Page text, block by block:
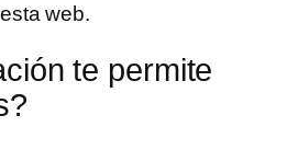
web.
te permite